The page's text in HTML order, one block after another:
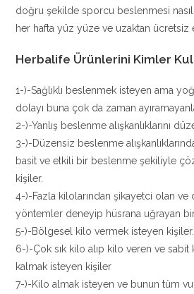
doğru şekilde sporcu beslenmesi
her hafta yüz yüze ve uzaktan ücretsiz
Herbalife Ürünlerini Kimler
1-)-Sağlıklı beslenmek isteyen ama
dolayı buna çok da zaman
2-)-Yanlış beslenme alışkanlıklarını
3-)-Düzensiz beslenme
basit ve etkili bir beslenme şekiliyle
kişiler.
4-)-Fazla kilolarından şikayetci olan ve
yöntemler deneyip hüsrana uğrayan
5-)-Bölgesel kilo vermek isteyen kişiler.
6-)-Çok sık kilo alıp kilo veren ve
kalmak isteyen kişiler
7-)-Kilo almak isteyen ve bunun tüm